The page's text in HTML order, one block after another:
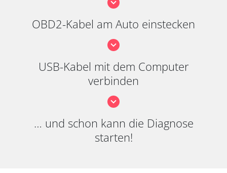
OBD2-Kabel am Auto einstecken
USB-Kabel mit dem Computer
verbinden
… und schon kann die Diagnose
starten!